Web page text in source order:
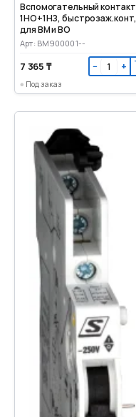
Вспомогательный контакт
1НО+1НЗ, быстрозаж.конт,
для ВМ и ВО
Арт: BM900001--
7 365 ₸ − +
Под заказ